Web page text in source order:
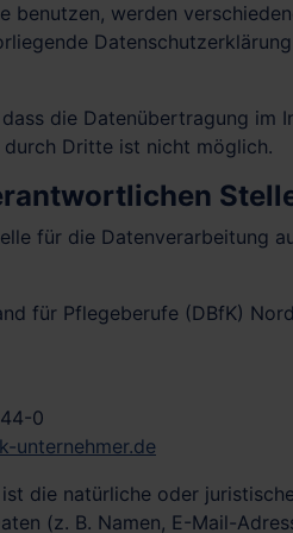
benutzen, werden
die Datenübertragung im
Dritte ist nicht möglich.
für die Datenverarbeitung
für Pflegeberufe (DBfK)
0
unternehmer.de
die natürliche oder
(z. B. Namen, E-Mail-